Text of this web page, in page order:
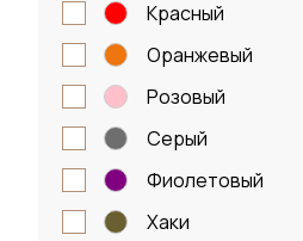
красный
оранжевый
розовый
серый
фиолетовый
хаки